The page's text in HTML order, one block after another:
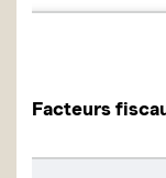
Facteurs